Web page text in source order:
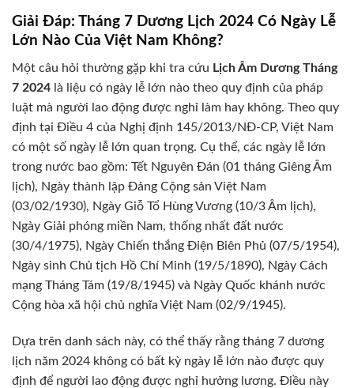
Giải Đáp: Tháng 7 Dương Lịch 2024 Có Ngày Lễ
Lớn Nào Của Việt Nam Không?
Một câu hỏi thường gặp khi tra cứu Lịch Âm Dương Tháng
7 2024 là liệu có ngày lễ lớn nào theo quy định của pháp
luật mà người lao động được nghỉ làm hay không. Theo quy
định tại Điều 4 của Nghị định 145/2013/NĐ-CP, Việt Nam
có một số ngày lễ lớn quan trọng. Cụ thể, các ngày lễ lớn
trong nước bao gồm: Tết Nguyên Đán (01 tháng Giêng Âm
lịch), Ngày thành lập Đảng Cộng sản Việt Nam
(03/02/1930), Ngày Giỗ Tổ Hùng Vương (10/3 Âm lịch),
Ngày Giải phóng miền Nam, thống nhất đất nước
(30/4/1975), Ngày Chiến thắng Điện Biên Phủ (07/5/1954),
Ngày sinh Chủ tịch Hồ Chí Minh (19/5/1890), Ngày Cách
mạng Tháng Tám (19/8/1945) và Ngày Quốc khánh nước
Cộng hòa xã hội chủ nghĩa Việt Nam (02/9/1945).
Dựa trên danh sách này, có thể thấy rằng tháng 7 dương
lịch năm 2024 không có bất kỳ ngày lễ lớn nào được quy
định để người lao động được nghỉ hưởng lương. Điều này